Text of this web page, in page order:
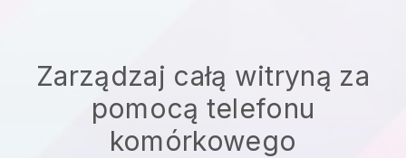
Zarządzaj całą witryną za
pomocą telefonu
komórkowego